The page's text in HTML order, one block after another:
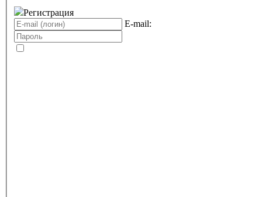
Регистрация
E-mail: